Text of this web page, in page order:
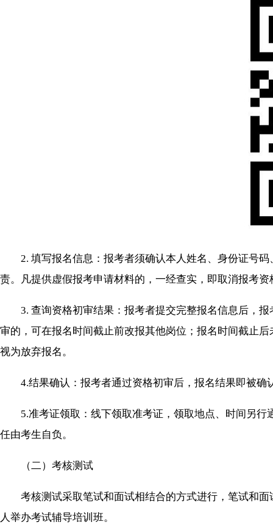
2. 填写报名信息：报考者须确认本人姓名、身份证号码
责。凡提供虚假报考申请材料的，一经查实，即取消报考
3. 查询资格初审结果：报考者提交完整报名信息后，报
审的，可在报名时间截止前改报其他岗位；报名时间截止
视为放弃报名。
4.结果确认：报考者通过资格初审后，报名结果即被确
5.准考证领取：线下领取准考证，领取地点、时间另行
任由考生自负。
（二）考核测试
考核测试采取笔试和面试相结合的方式进行，笔试和面
人举办考试辅导培训班。